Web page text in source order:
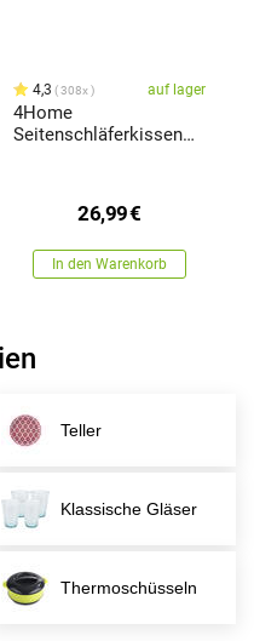
4,3 308x auf lager
4Home
Seitenschläferkissen
26,99€
In den Warenkorb
Teller
Klassische Gläser
Thermoschüsseln